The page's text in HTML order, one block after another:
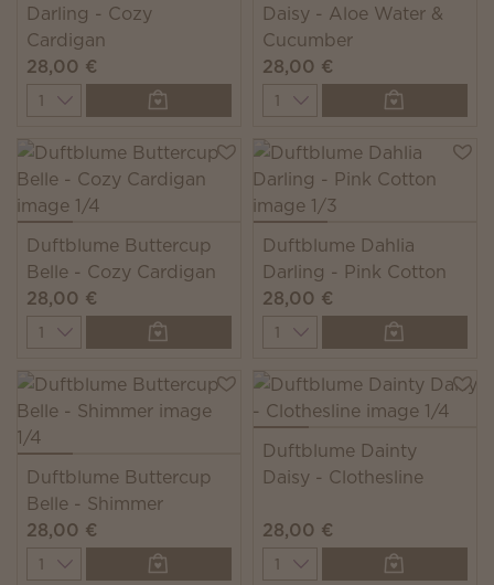
Darling - Cozy
Cardigan
28,00 €
Quantity
Daisy - Aloe Water &
Cucumber
28,00 €
Quantity
Duftblume Buttercup
Belle - Cozy Cardigan
28,00 €
Quantity
Duftblume Dahlia
Darling - Pink Cotton
28,00 €
Quantity
Duftblume Buttercup
Belle - Shimmer
28,00 €
Quantity
Duftblume Dainty
Daisy - Clothesline
28,00 €
Quantity